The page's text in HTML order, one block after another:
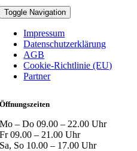
Toggle Navigation
Impressum
Datenschutzerklärung
AGB
Cookie-Richtlinie (EU)
Partner
Öffnungszeiten
Mo – Do 09.00 – 22.00 Uhr
Fr 09.00 – 21.00 Uhr
Sa, So 10.00 – 17.00 Uhr